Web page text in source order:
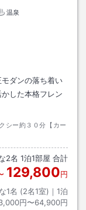
温泉
ダンの落ち着い
した本格フレン
シー約３０分【カー
2名 1泊1部屋 合計
129,800円
1名 (2名1室)｜ 1泊
円〜64,900円